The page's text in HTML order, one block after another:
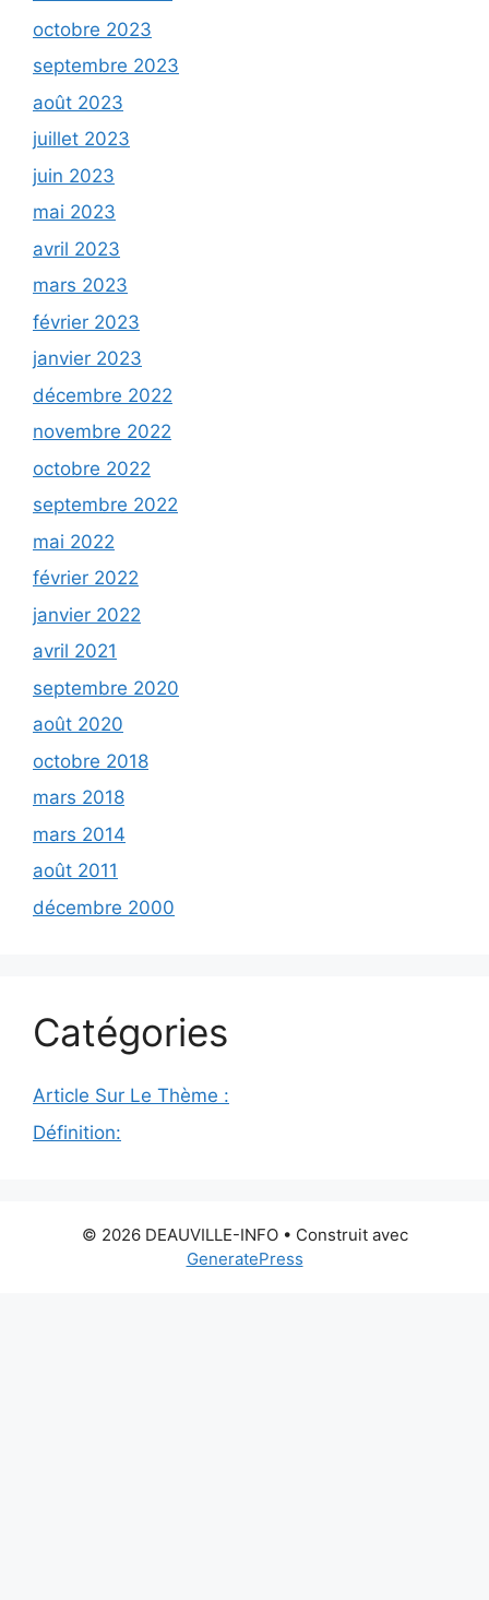
octobre 2023
septembre 2023
août 2023
juillet 2023
juin 2023
mai 2023
avril 2023
mars 2023
février 2023
janvier 2023
décembre 2022
novembre 2022
octobre 2022
septembre 2022
mai 2022
février 2022
janvier 2022
avril 2021
septembre 2020
août 2020
octobre 2018
mars 2018
mars 2014
août 2011
décembre 2000
Catégories
Article Sur Le Thème :
Définition:
© 2026 DEAUVILLE-INFO• Construit avec
GeneratePress